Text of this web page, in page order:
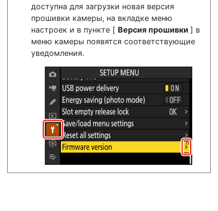
доступна для загрузки новая версия
прошивки камеры, на вкладке меню
настроек и в пункте [ Версия прошивки ] в
меню камеры появятся соответствующие
уведомления.